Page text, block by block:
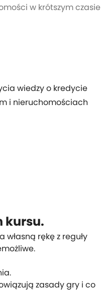
w krótszym czasie
wiedzy o kredycie
i nieruchomościach
kursu.
rękę z reguły
zasady gry i co